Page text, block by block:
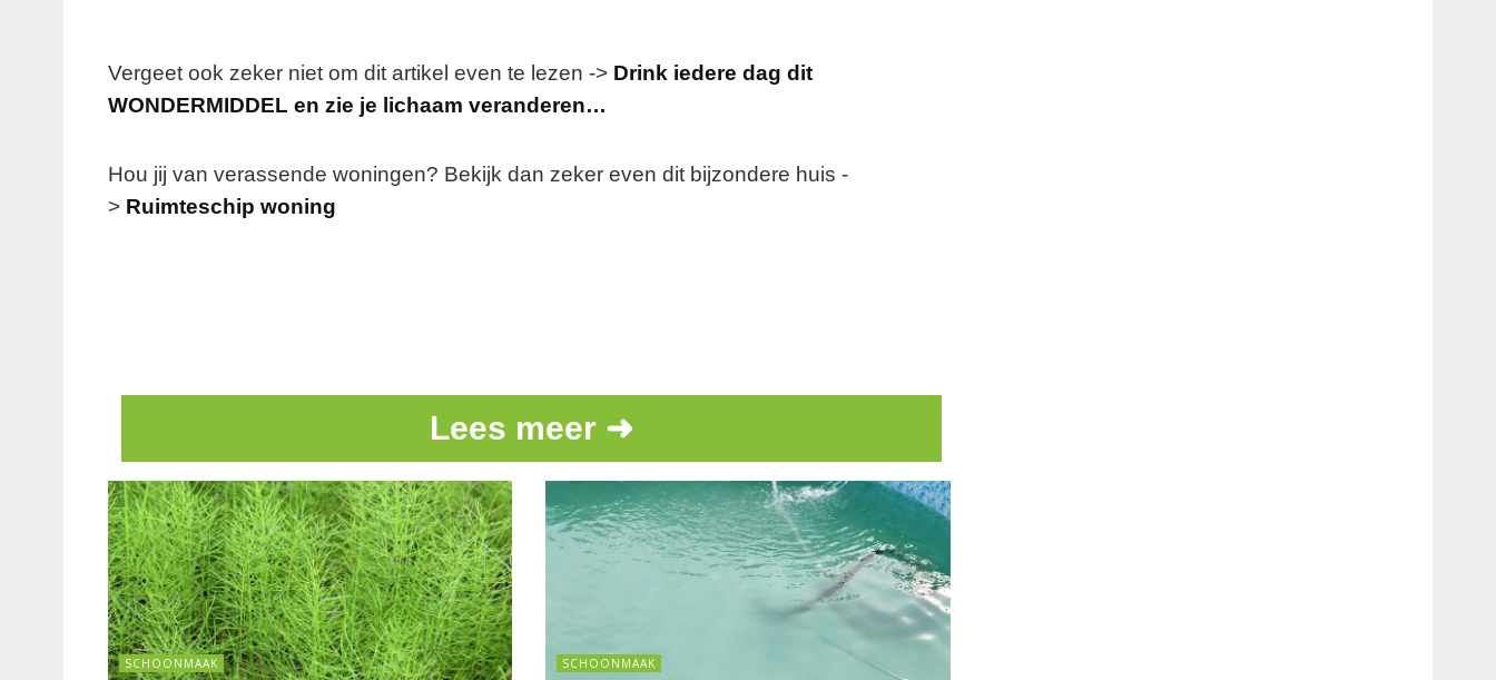
Vergeet ook zeker niet om dit artikel even te lezen -> Drink iedere dag dit
WONDERMIDDEL en zie je lichaam veranderen…
Hou jij van verassende woningen? Bekijk dan zeker even dit bijzondere huis -
> Ruimteschip woning
Lees meer ➜
SCHOONMAAK SCHOONMAAK